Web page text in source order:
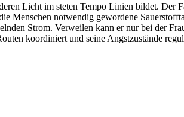
Licht im steten Tempo Linien bildet. Der
notwendig gewordene
Strom. Verweilen kann er nur bei der
koordiniert und seine Angstzustände